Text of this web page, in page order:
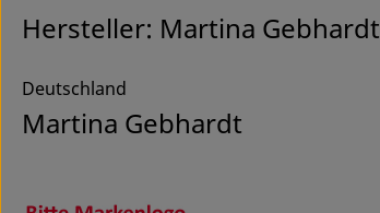
Hersteller: Martina Gebhardt
Deutschland
Martina Gebhardt